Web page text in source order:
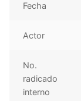
Fecha
Actor
No.
radicado
interno